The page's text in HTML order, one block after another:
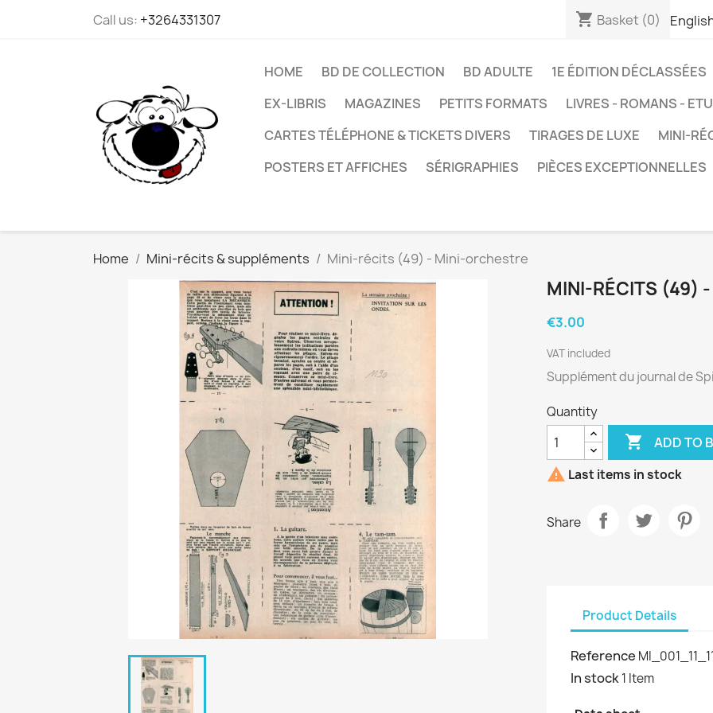
Call us: +3264331307 shopping_cart Basket (0)
HOME BD DE COLLECTION BD ADULTE 1E ÉDITION DÉCLASSÉES
EX-LIBRIS
MAGAZINES PETITS FORMATS LIVRES - ROMANS -
CARTES TÉLÉPHONE & TICKETS DIVERS
TIRAGES DE LUXE
MINI-
POSTERS ET AFFICHES
SÉRIGRAPHIES PIÈCES EXCEPTIONNELLES
Home Mini-récits & suppléments Mini-récits (49) - Mini-orchestre
MINI-RÉCITS (49)
€3.00
VAT included
Supplément du journal de
Quantity
 ADD TO
 Last items in stock
Share
Product Details
Reference
In stock1 Item